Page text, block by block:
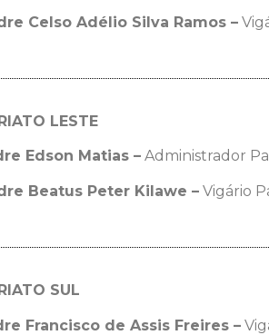
Celso Adélio Silva Ramos –
LESTE
Edson Matias – Administrador
Beatus Peter Kilawe – Vigário
SUL
Francisco de Assis Freires –